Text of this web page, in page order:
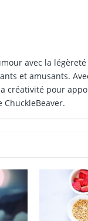
avec la
et amusants.
créativité pour